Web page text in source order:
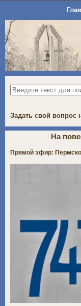
Задать свой вопрос
На
Прямой эфир: